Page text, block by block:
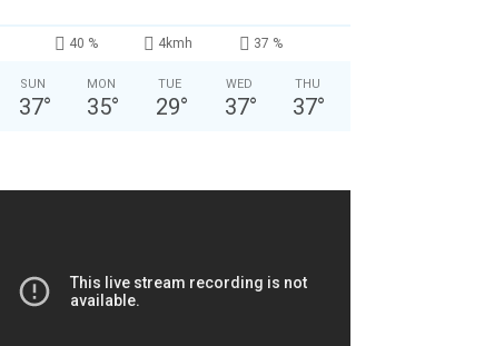
40 % 4kmh 37 %
SUN
37°
MON
35°
TUE
29°
WED
37°
THU
37°